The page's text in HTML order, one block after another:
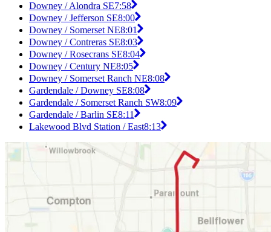
Downey / Alondra SE7:58
Downey / Jefferson SE8:00
Downey / Somerset NE8:01
Downey / Contreras SE8:03
Downey / Rosecrans SE8:04
Downey / Century NE8:05
Downey / Somerset Ranch NE8:08
Gardendale / Downey SE8:08
Gardendale / Somerset Ranch SW8:09
Gardendale / Barlin SE8:11
Lakewood Blvd Station / East8:13